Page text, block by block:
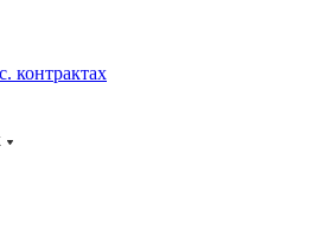
контрактах